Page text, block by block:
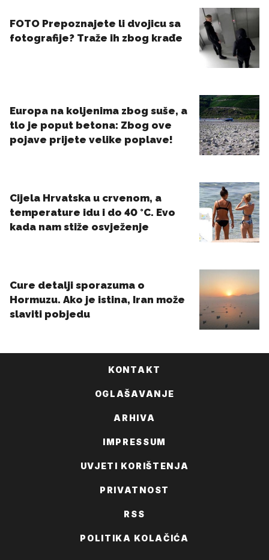
KONTAKT
OGLAŠAVANJE
ARHIVA
IMPRESSUM
UVJETI KORIŠTENJA
PRIVATNOST
RSS
POLITIKA KOLAČIĆA